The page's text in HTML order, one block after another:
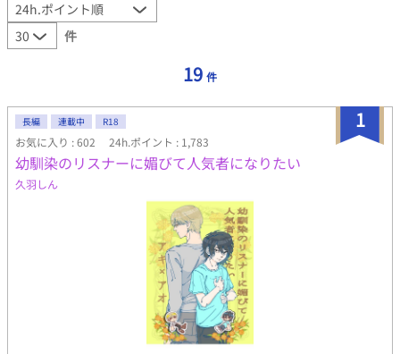
件
19 件
1
長編 連載中 R18
お気に入り : 602 24h.ポイント : 1,783
幼馴染のリスナーに媚びて人気者になりたい
久羽しん